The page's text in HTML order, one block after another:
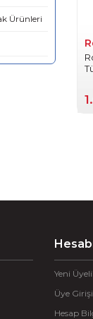
Ürünleri
Yeni
Üye Girişi
Hesap